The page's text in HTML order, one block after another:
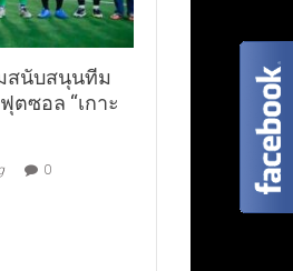
สนับสนุนทีม
ตซอล “เกาะ
0